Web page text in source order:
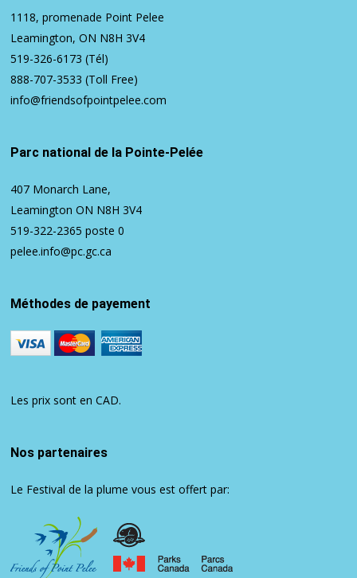
1118, promenade Point Pelee
Leamington, ON N8H 3V4
519-326-6173 (Tél)
888-707-3533 (Toll Free)
info@friendsofpointpelee.com
Parc national de la Pointe-Pelée
407 Monarch Lane,
Leamington ON N8H 3V4
519-322-2365 poste 0
pelee.info@pc.gc.ca
Méthodes de payement
Les prix sont en CAD.
Nos partenaires
Le Festival de la plume vous est offert par: